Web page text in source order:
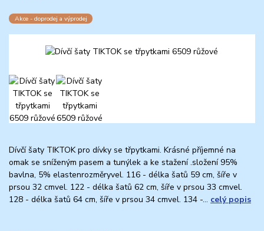
Akce - doprodej a výprodej
Dívčí šaty TIKTOK pro dívky se třpytkami. Krásné příjemné na
omak se sníženým pasem a tunýlek a ke stažení .složení 95%
bavlna, 5% elastenrozměryvel. 116 - délka šatů 59 cm, šíře v
prsou 32 cmvel. 122 - délka šatů 62 cm, šíře v prsou 33 cmvel.
128 - délka šatů 64 cm, šíře v prsou 34 cmvel. 134 -... celý popis